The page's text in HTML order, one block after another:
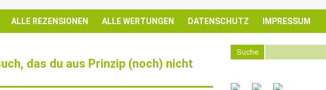
ALLE REZENSIONEN ALLE WERTUNGEN DATENSCHUTZ IMPRESSUM
das du aus Prinzip (noch) nicht
Suche